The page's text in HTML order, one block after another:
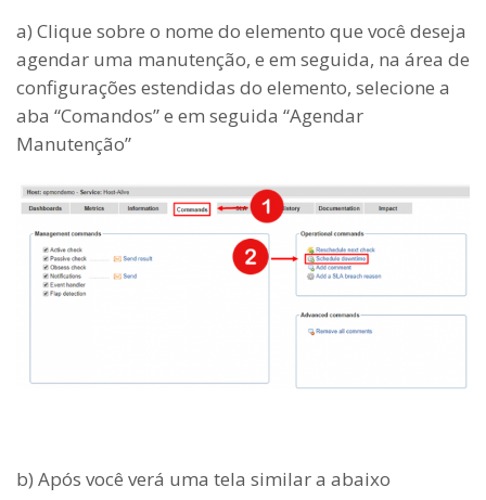
a) Clique sobre o nome do elemento que você deseja
agendar uma manutenção, e em seguida, na área de
configurações estendidas do elemento, selecione a
aba “Comandos” e em seguida “Agendar
Manutenção”
b) Após você verá uma tela similar a abaixo